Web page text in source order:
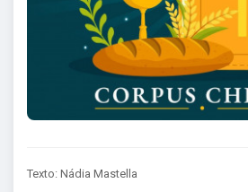
Texto: Nádia Mastella